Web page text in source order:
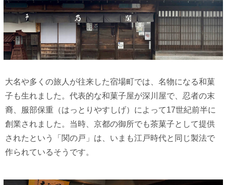
大名や多くの旅人が往来した宿場町では、名物になる和菓
子も生れました。代表的な和菓子屋が深川屋で、忍者の末
裔、服部保重（はっとりやすしげ）によって17世紀前半に
創業されました。当時、京都の御所でも茶菓子として提供
されたという「関の戸」は、いまも江戸時代と同じ製法で
作られているそうです。